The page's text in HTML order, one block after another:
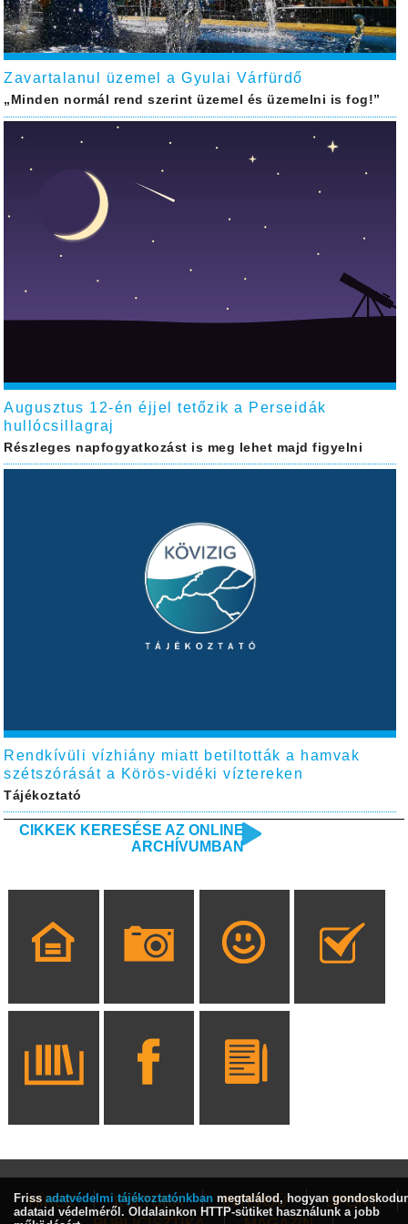
Zavartalanul üzemel a Gyulai Várfürdő
„Minden normál rend szerint üzemel és üzemelni is fog!”
Augusztus 12-én éjjel tetőzik a Perseidák
hullócsillagraj
Részleges napfogyatkozást is meg lehet majd figyelni
Rendkívüli vízhiány miatt betiltották a hamvak
szétszórását a Körös-vidéki víztereken
Tájékoztató
CIKKEK KERESÉSE AZ ONLINE
ARCHÍVUMBAN
HÍREK KULTÚRA INTERJÚ
SPORT
Friss adatvédelmi tájékoztatónkban megtalálod, hogyan
adataid védelméről. Oldalainkon HTTP-sütiket használunk a jobb